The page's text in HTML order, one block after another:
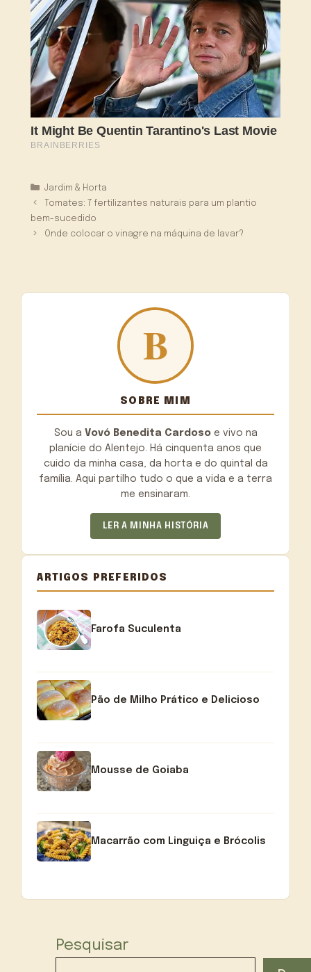
Categorias
Jardim & Horta
Tomates: 7 fertilizantes naturais para um plantio
bem-sucedido
Onde colocar o vinagre na máquina de lavar?
SOBRE MIM
Sou a Vovó Benedita Cardosoe vivo na
planície do Alentejo. Há cinquenta anos que
cuido da minha casa, da horta e do quintal da
família. Aqui partilho tudo o que a vida e a terra
me ensinaram.
LER A MINHA HISTÓRIA
ARTIGOS PREFERIDOS
Farofa Suculenta
Pão de Milho Prático e Delicioso
Mousse de Goiaba
Macarrão com Linguiça e Brócolis
Pesquisar